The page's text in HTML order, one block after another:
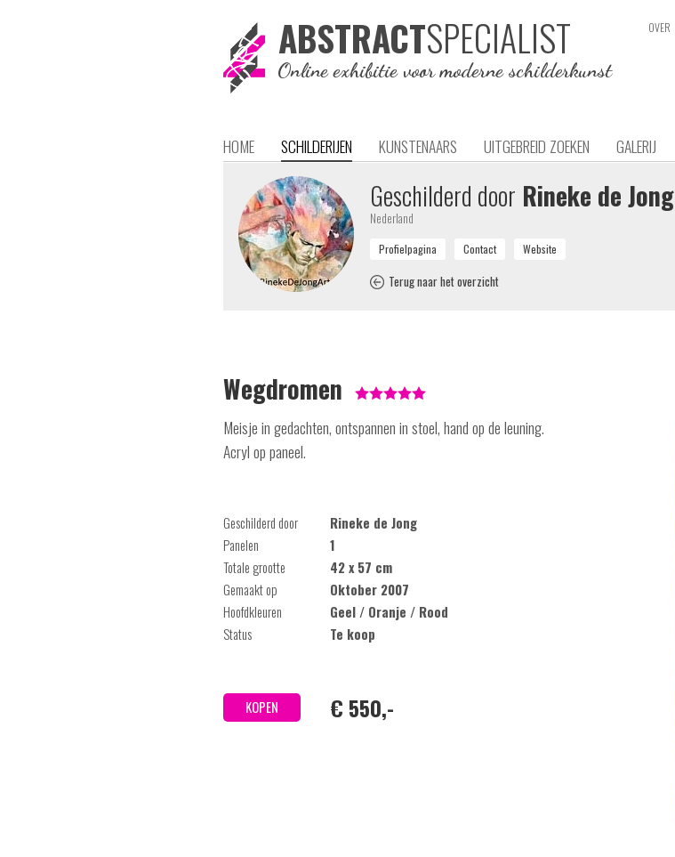
ABSTRACTSPECIALIST
Online exhibitie voor moderne schilderkunst
OVER
HOME SCHILDERIJEN KUNSTENAARS UITGEBREID ZOEKEN GALERIJ
Geschilderd door Rineke de Jong
Nederland
Terug naar het overzicht
Wegdromen
Meisje in gedachten, ontspannen in stoel, hand op de leuning.
Acryl op paneel.
Geschilderd door
Rineke de Jong
Panelen
1
Totale grootte
42 x 57 cm
Gemaakt op
Oktober 2007
Hoofdkleuren
Geel / Oranje / Rood
Status
Te koop
KOPEN € 550,-